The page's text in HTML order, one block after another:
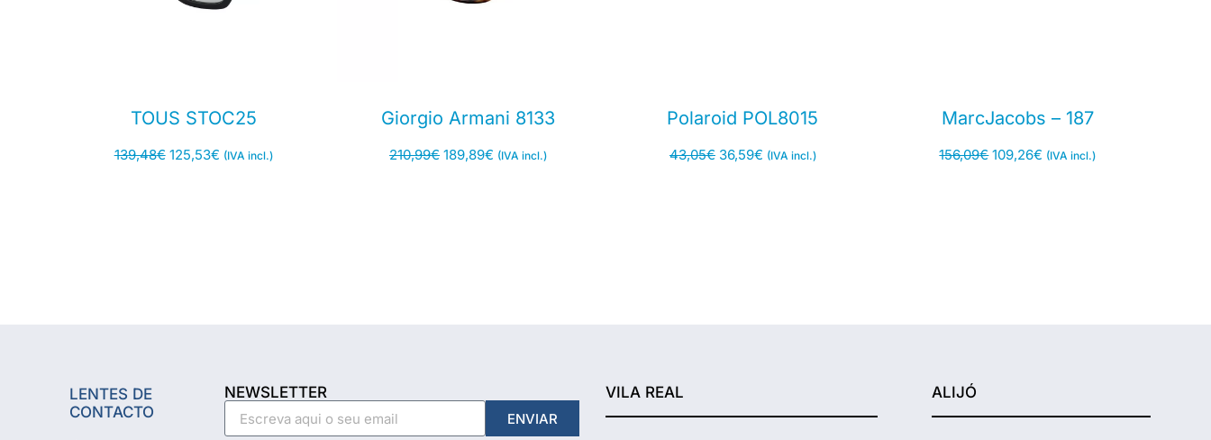
TOUS STOC25
139,48€ 125,53€ (IVA incl.)
Giorgio Armani 8133
210,99€ 189,89€ (IVA incl.)
Polaroid POL8015
43,05€ 36,59€ (IVA incl.)
MarcJacobs – 187
156,09€ 109,26€ (IVA incl.)
LENTES DE
CONTACTO
NEWSLETTER
ENVIAR
VILA REAL ALIJÓ